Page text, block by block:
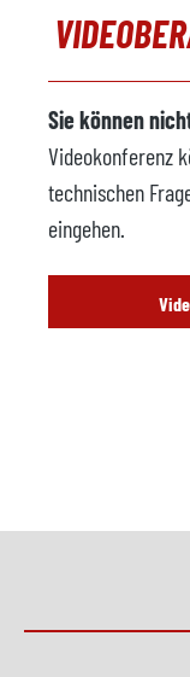
Sie können
Videokonferenz
technischen
eingehen.